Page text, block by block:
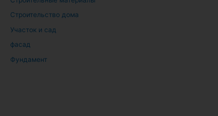
Строительство дома
Участок и сад
фасад
Фундамент